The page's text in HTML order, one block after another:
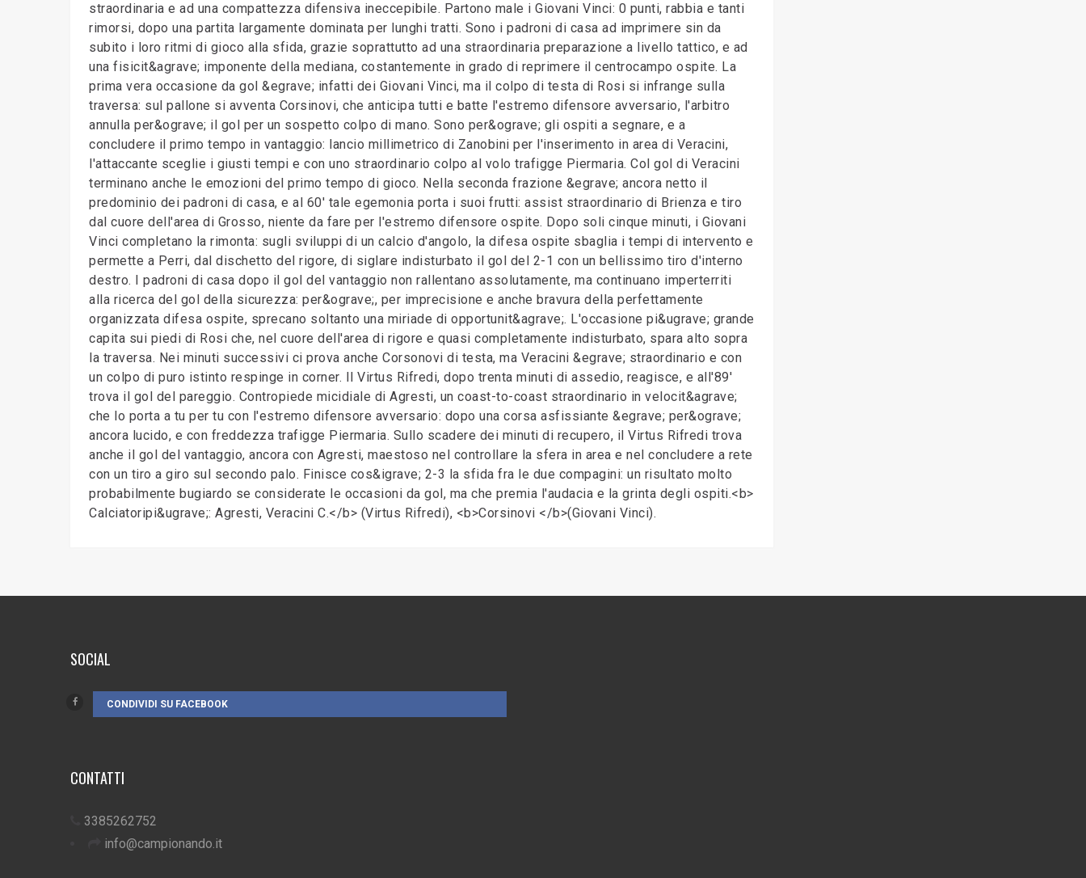
straordinaria e ad una compattezza difensiva ineccepibile. Partono male i Giovani Vinci: 0 punti, rabbia e tanti
rimorsi, dopo una partita largamente dominata per lunghi tratti. Sono i padroni di casa ad imprimere sin da
subito i loro ritmi di gioco alla sfida, grazie soprattutto ad una straordinaria preparazione a livello tattico, e ad
una fisicit&agrave; imponente della mediana, costantemente in grado di reprimere il centrocampo ospite. La
prima vera occasione da gol &egrave; infatti dei Giovani Vinci, ma il colpo di testa di Rosi si infrange sulla
traversa: sul pallone si avventa Corsinovi, che anticipa tutti e batte l'estremo difensore avversario, l'arbitro
annulla per&ograve; il gol per un sospetto colpo di mano. Sono per&ograve; gli ospiti a segnare, e a
concludere il primo tempo in vantaggio: lancio millimetrico di Zanobini per l'inserimento in area di Veracini,
l'attaccante sceglie i giusti tempi e con uno straordinario colpo al volo trafigge Piermaria. Col gol di Veracini
terminano anche le emozioni del primo tempo di gioco. Nella seconda frazione &egrave; ancora netto il
predominio dei padroni di casa, e al 60' tale egemonia porta i suoi frutti: assist straordinario di Brienza e tiro
dal cuore dell'area di Grosso, niente da fare per l'estremo difensore ospite. Dopo soli cinque minuti, i Giovani
Vinci completano la rimonta: sugli sviluppi di un calcio d'angolo, la difesa ospite sbaglia i tempi di intervento e
permette a Perri, dal dischetto del rigore, di siglare indisturbato il gol del 2-1 con un bellissimo tiro d'interno
destro. I padroni di casa dopo il gol del vantaggio non rallentano assolutamente, ma continuano imperterriti
alla ricerca del gol della sicurezza: per&ograve;, per imprecisione e anche bravura della perfettamente
organizzata difesa ospite, sprecano soltanto una miriade di opportunit&agrave;. L'occasione pi&ugrave; grande
capita sui piedi di Rosi che, nel cuore dell'area di rigore e quasi completamente indisturbato, spara alto sopra
la traversa. Nei minuti successivi ci prova anche Corsonovi di testa, ma Veracini &egrave; straordinario e con
un colpo di puro istinto respinge in corner. Il Virtus Rifredi, dopo trenta minuti di assedio, reagisce, e all'89'
trova il gol del pareggio. Contropiede micidiale di Agresti, un coast-to-coast straordinario in velocit&agrave;
che lo porta a tu per tu con l'estremo difensore avversario: dopo una corsa asfissiante &egrave; per&ograve;
ancora lucido, e con freddezza trafigge Piermaria. Sullo scadere dei minuti di recupero, il Virtus Rifredi trova
anche il gol del vantaggio, ancora con Agresti, maestoso nel controllare la sfera in area e nel concludere a rete
con un tiro a giro sul secondo palo. Finisce cos&igrave; 2-3 la sfida fra le due compagini: un risultato molto
probabilmente bugiardo se considerate le occasioni da gol, ma che premia l'audacia e la grinta degli ospiti.<b>
Calciatoripi&ugrave;: Agresti, Veracini C.</b> (Virtus Rifredi), <b>Corsinovi </b>(Giovani Vinci).
SOCIAL
CONDIVIDI SU FACEBOOK
CONTATTI
3385262752
info@campionando.it